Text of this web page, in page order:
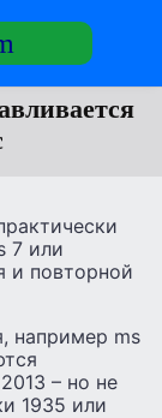
7 или
и повторной
например ms
– но не
1935 или